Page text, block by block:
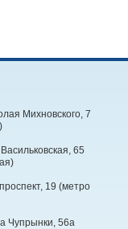
Михновского, 7
65
19 (метро
Чупрынки, 56а